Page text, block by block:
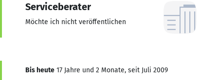
Serviceberater
Möchte ich nicht veröffentlichen
Bis heute 17 Jahre und 2 Monate, seit Juli 2009